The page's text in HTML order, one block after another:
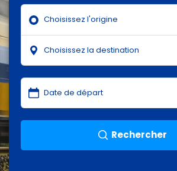
Rechercher